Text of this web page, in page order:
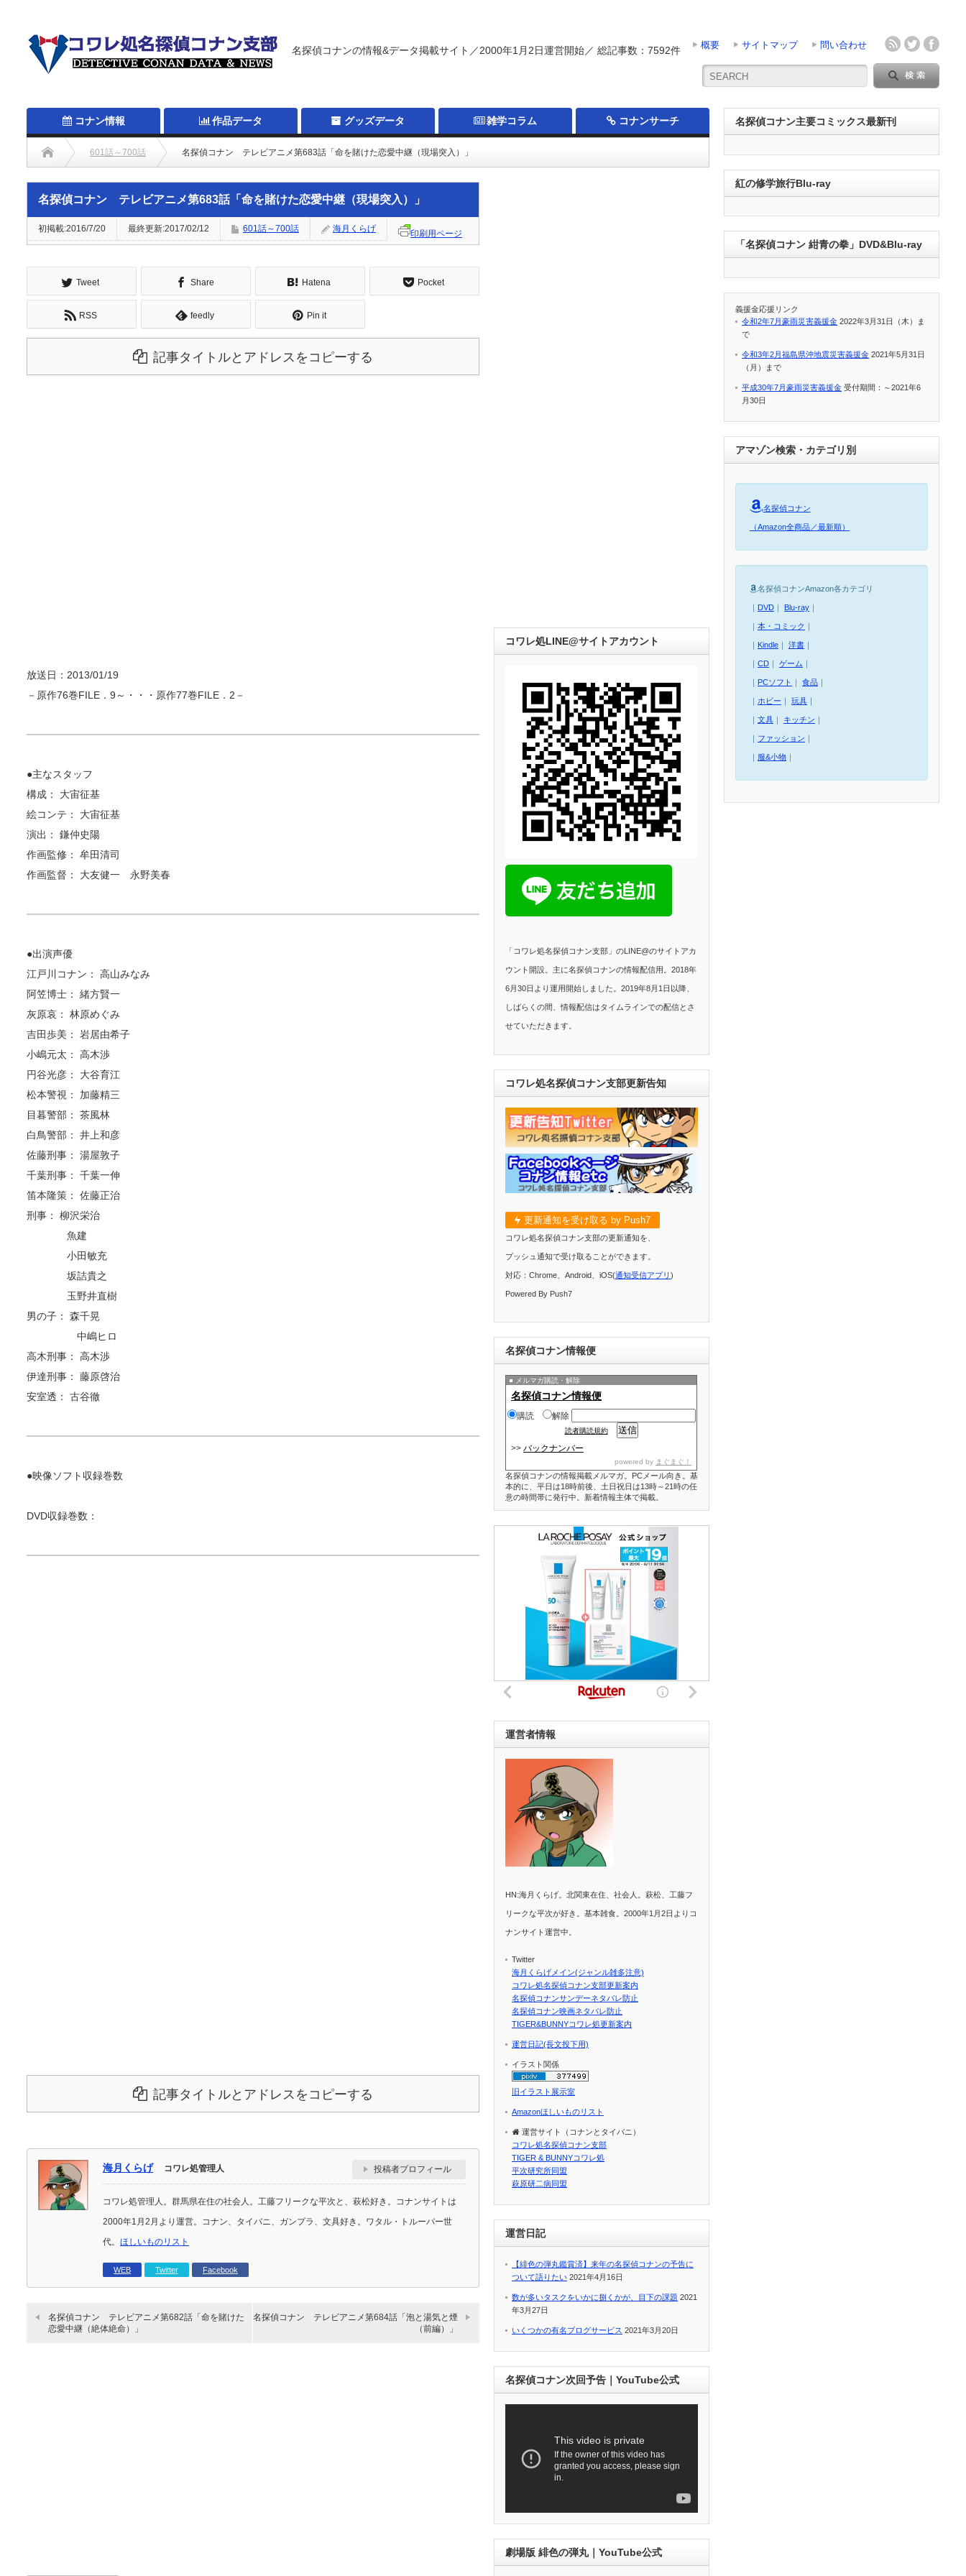
概要 サイトマップ 問い合わせ
名探偵コナンの情報&データ掲載サイト／2000年1月2日運営開始／ 総記事数：7592件
コナン情報 作品データ グッズデータ 雑学コラム コナンサーチ
601話～700話 名探偵コナン テレビアニメ第683話「命を賭けた恋愛中継（現場突入）」
名探偵コナン テレビアニメ第683話「命を賭けた恋愛中継（現場突入）」
初掲載:2016/7/20 最終更新:2017/02/12 601話～700話 海月くらげ 印刷用ページ
Tweet Share Hatena Pocket
RSS feedly Pin it
記事タイトルとアドレスをコピーする
放送日：2013/01/19
－原作76巻FILE．9～・・・原作77巻FILE．2－
●主なスタッフ
構成： 大宙征基
絵コンテ： 大宙征基
演出： 鎌仲史陽
作画監修： 牟田清司
作画監督： 大友健一 永野美春
●出演声優
江戸川コナン： 高山みなみ
阿笠博士： 緒方賢一
灰原哀： 林原めぐみ
吉田歩美： 岩居由希子
小嶋元太： 高木渉
円谷光彦： 大谷育江
松本警視： 加藤精三
目暮警部： 茶風林
白鳥警部： 井上和彦
佐藤刑事： 湯屋敦子
千葉刑事： 千葉一伸
笛本隆策： 佐藤正治
刑事： 柳沢栄治
魚建
小田敏充
坂詰貴之
玉野井直樹
男の子： 森千晃
中嶋ヒロ
高木刑事： 高木渉
伊達刑事： 藤原啓治
安室透： 古谷徹
●映像ソフト収録巻数
DVD収録巻数：
記事タイトルとアドレスをコピーする
海月くらげ コワレ処管理人 投稿者プロフィール
コワレ処管理人。群馬県在住の社会人。工藤フリークな平次と、萩松好き。コナンサイトは
2000年1月2月より運営。コナン、タイバニ、ガンプラ、文具好き。ワタル・トルーパー世
代。 ほしいものリスト
WEB Twitter Facebook
名探偵コナン テレビアニメ第682話「命を賭けた
恋愛中継（絶体絶命）」
名探偵コナン テレビアニメ第684話「泡と湯気と煙
（前編）」
コワレ処LINE@サイトアカウント
「コワレ処名探偵コナン支部」のLINE@のサイトアカ
ウント開設。主に名探偵コナンの情報配信用。2018年
6月30日より運用開始しました。2019年8月1日以降、
しばらくの間、情報配信はタイムラインでの配信とさ
せていただきます。
コワレ処名探偵コナン支部更新告知
更新通知を受け取る by Push7
コワレ処名探偵コナン支部の更新通知を、
プッシュ通知で受け取ることができます。
対応：Chrome、Android、iOS(通知受信アプリ )
Powered By Push7
名探偵コナン情報便
メルマガ購読・解除
名探偵コナン情報便
購読 解除
読者購読規約
>> バックナンバー
powered by まぐまぐ！
名探偵コナンの情報掲載メルマガ。PCメール向き。基
本的に、平日は18時前後、土日祝日は13時～21時の任
意の時間帯に発行中。新着情報主体で掲載。
運営者情報
HN:海月くらげ。北関東在住、社会人。萩松、工藤フ
リークな平次が好き。基本雑食。2000年1月2日よりコ
ナンサイト運営中。
Twitter
海月くらげメイン(ジャンル雑多注意)
コワレ処名探偵コナン支部更新案内
名探偵コナンサンデーネタバレ防止
名探偵コナン映画ネタバレ防止
TIGER&BUNNYコワレ処更新案内
運営日記(長文投下用)
イラスト関係
旧イラスト展示室
Amazonほしいものリスト
運営サイト（コナンとタイバニ）
コワレ処名探偵コナン支部
TIGER & BUNNYコワレ処
平次研究所同盟
萩原研二病同盟
運営日記
【緋色の弾丸鑑賞済】来年の名探偵コナンの予告に
ついて語りたい 2021年4月16日
数が多いタスクをいかに捌くかが、目下の課題 2021
年3月27日
いくつかの有名ブログサービス 2021年3月20日
名探偵コナン次回予告｜YouTube公式
劇場版 緋色の弾丸｜YouTube公式
名探偵コナン主要コミックス最新刊
紅の修学旅行Blu-ray
「名探偵コナン 紺青の拳」DVD&Blu-ray
義援金応援リンク
令和2年7月豪雨災害義援金 2022年3月31日（木）ま
で
令和3年2月福島県沖地震災害義援金 2021年5月31日
（月）まで
平成30年7月豪雨災害義援金 受付期間：～2021年6
月30日
アマゾン検索・カテゴリ別
名探偵コナン
（Amazon全商品／最新順）
名探偵コナンAmazon各カテゴリ
｜ DVD ｜ Blu-ray ｜
｜ 本・コミック ｜
｜ Kindle ｜ 洋書 ｜
｜ CD ｜ ゲーム ｜
｜ PCソフト ｜ 食品 ｜
｜ ホビー ｜ 玩具 ｜
｜ 文具 ｜ キッチン ｜
｜ ファッション ｜
｜ 服&小物 ｜